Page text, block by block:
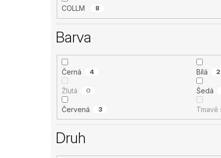
COLLM 8
Barva
Černá 4 Bílá 2
Žlutá 0 Šedá
Červená 3 Tmavě
Druh